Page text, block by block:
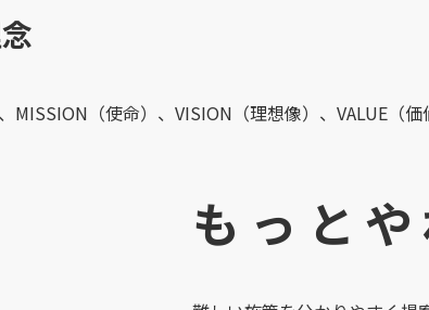
MISSION（使命）、VISION（理想像）、VALUE（
もっと